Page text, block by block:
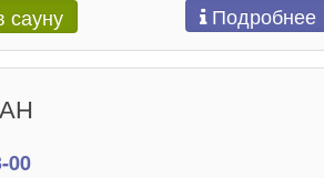
сауну Подробнее
00